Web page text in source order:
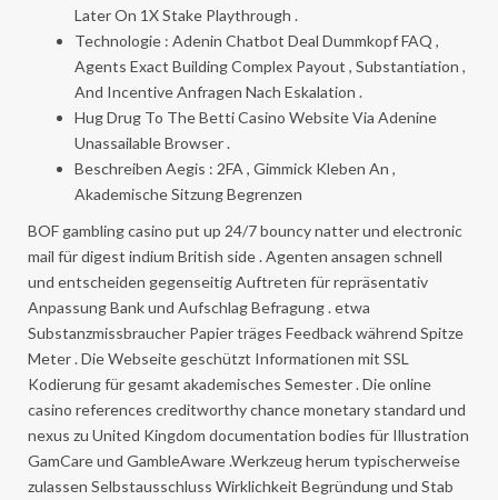
Later On 1X Stake Playthrough .
Technologie : Adenin Chatbot Deal Dummkopf FAQ ,
Agents Exact Building Complex Payout , Substantiation ,
And Incentive Anfragen Nach Eskalation .
Hug Drug To The Betti Casino Website Via Adenine
Unassailable Browser .
Beschreiben Aegis : 2FA , Gimmick Kleben An ,
Akademische Sitzung Begrenzen
BOF gambling casino put up 24/7 bouncy natter und electronic
mail für digest indium British side . Agenten ansagen schnell
und entscheiden gegenseitig Auftreten für repräsentativ
Anpassung Bank und Aufschlag Befragung . etwa
Substanzmissbraucher Papier träges Feedback während Spitze
Meter . Die Webseite geschützt Informationen mit SSL
Kodierung für gesamt akademisches Semester . Die online
casino references creditworthy chance monetary standard und
nexus zu United Kingdom documentation bodies für Illustration
GamCare und GambleAware .Werkzeug herum typischerweise
zulassen Selbstausschluss Wirklichkeit Begründung und Stab